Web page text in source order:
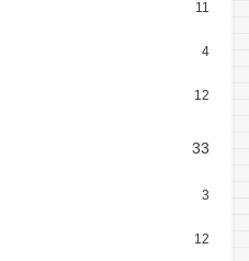
11
4
12
33
3
12